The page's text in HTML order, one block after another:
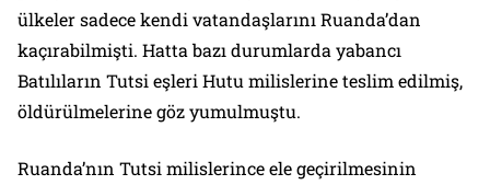
ülkeler sadece kendi vatandaşlarını Ruanda’dan
kaçırabilmişti. Hatta bazı durumlarda yabancı
Batılıların Tutsi eşleri Hutu milislerine teslim edilmiş,
öldürülmelerine göz yumulmuştu.
Ruanda’nın Tutsi milislerince ele geçirilmesinin